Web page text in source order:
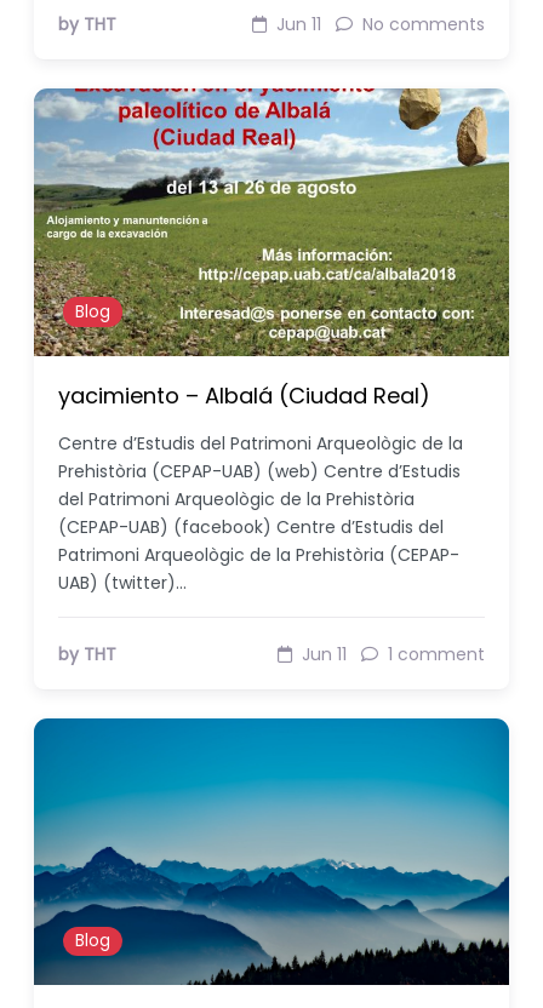
by THT Jun 11 No comments
Blog
yacimiento – Albalá (Ciudad Real)
Centre d’Estudis del Patrimoni Arqueològic de la
Prehistòria (CEPAP-UAB) (web) Centre d’Estudis
del Patrimoni Arqueològic de la Prehistòria
(CEPAP-UAB) (facebook) Centre d’Estudis del
Patrimoni Arqueològic de la Prehistòria (CEPAP-
UAB) (twitter)…
by THT Jun 11 1 comment
Blog